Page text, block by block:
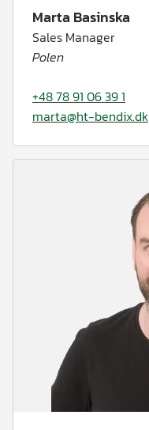
Marta Basinska
Sales Manager
Polen
+48 78 91 06 39 1
marta@ht-bendix.dk